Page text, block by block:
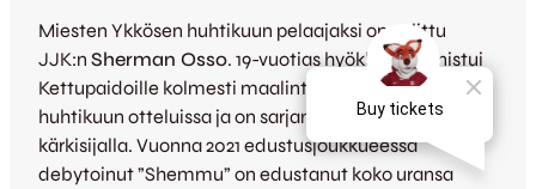
Miesten Ykkösen huhtikuun pelaajaksi on valittu
JJK:n Sherman Osso. 19-vuotias hyökkääjä onnistui
Kettupaidoille kolmesti maalinteossa Ykkösen
huhtikuun otteluissa ja on sarjan maalipörssin jaetulla
kärkisijalla. Vuonna 2021 edustusjoukkueessa
debytoinut ”Shemmu” on edustanut koko uransa